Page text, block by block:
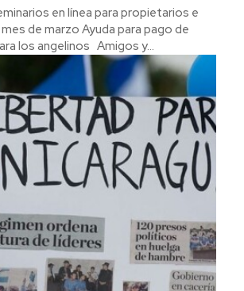
en línea para propietarios e
de marzo Ayuda para pago de
servicios públicos para los angelinos Amigos y...